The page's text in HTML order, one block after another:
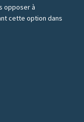
opposer à
cette option dans